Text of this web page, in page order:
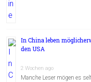
In China leben
den USA
2 Wochen ago
Manche Leser mögen es